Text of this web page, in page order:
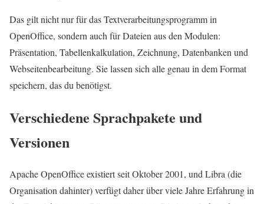
Das gilt nicht nur für das Textverarbeitungsprogramm in
OpenOffice, sondern auch für Dateien aus den Modulen:
Präsentation, Tabellenkalkulation, Zeichnung, Datenbanken und
Webseitenbearbeitung. Sie lassen sich alle genau in dem Format
speichern, das du benötigst.
Verschiedene Sprachpakete und
Versionen
Apache OpenOffice existiert seit Oktober 2001, und Libra (die
Organisation dahinter) verfügt daher über viele Jahre Erfahrung in